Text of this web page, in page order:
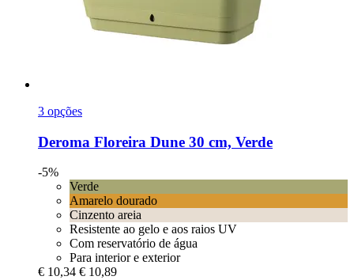
3 opções
Deroma Floreira Dune 30 cm, Verde
-5%
Verde
Amarelo dourado
Cinzento areia
Resistente ao gelo e aos raios UV
Com reservatório de água
Para interior e exterior
€ 10,34 € 10,89